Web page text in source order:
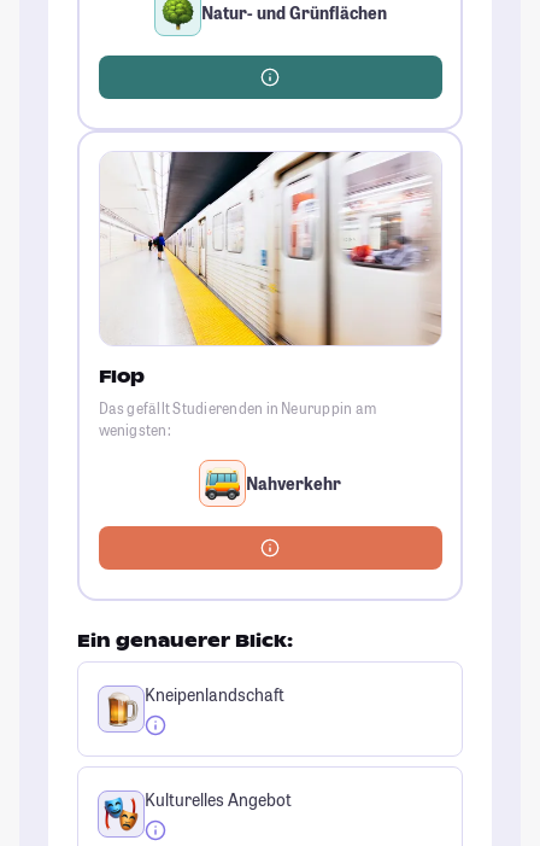
Natur- und Grünflächen
Flop
Das gefällt Studierenden in Neuruppin am
wenigsten:
Nahverkehr
Ein genauerer Blick:
Kneipenlandschaft
Kulturelles Angebot